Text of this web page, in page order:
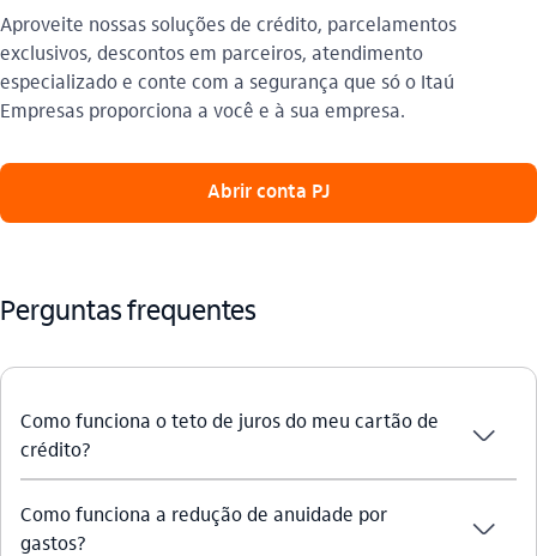
Aproveite nossas soluções de crédito, parcelamentos
exclusivos, descontos em parceiros, atendimento
especializado e conte com a segurança que só o Itaú
Empresas proporciona a você e à sua empresa.
Abrir conta PJ
Perguntas frequentes
Como funciona o teto de juros do meu cartão de
crédito?
seta_baixo
Como funciona a redução de anuidade por
gastos?
seta_baixo